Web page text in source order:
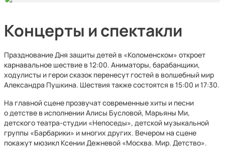
Концерты и спектакли
Празднование Дня защиты детей в «Коломенском» откроет
карнавальное шествие в 12:00. Аниматоры, барабанщики,
ходулисты и герои сказок перенесут гостей в волшебный мир
Александра Пушкина. Шествия также состоятся в 15:00 и 17:30.
На главной сцене прозвучат современные хиты и песни
о детстве в исполнении Алисы Бусловой, Марьяны Ми,
детского театра-студии «Непоседы», детской музыкальной
группы «Барбарики» и многих других. Вечером на сцене
покажут мюзикл Ксении Дежневой «Москва. Мир. Детство».